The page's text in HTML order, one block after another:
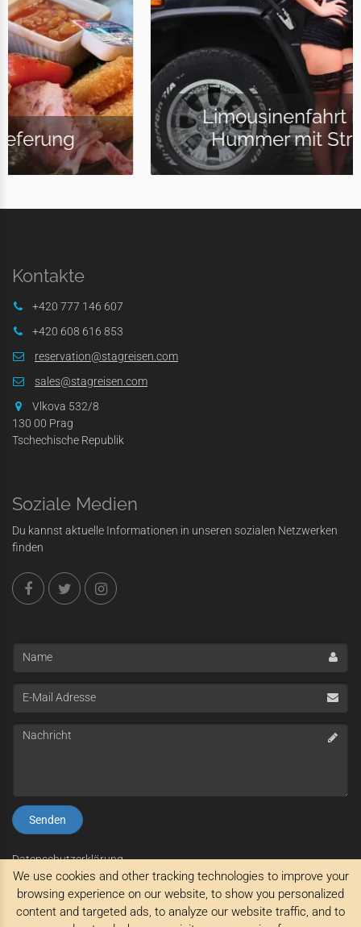
Limousinenfahrt in einem
Hummer mit Striptease
Kontakte
+420 777 146 607
+420 608 616 853
reservation@stagreisen.com
sales@stagreisen.com
Vlkova 532/8
130 00 Prag
Tschechische Republik
Soziale Medien
Du kannst aktuelle Informationen in unseren sozialen Netzwerken
finden
Mail
Adresse
Nachricht
Datenschutzerklärung
Impressum
AGB
We use cookies and other tracking technologies to improve your
browsing experience on our website, to show you personalized
content and targeted ads, to analyze our website traffic, and to